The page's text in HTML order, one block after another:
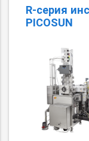
R-серия
PICOSUN